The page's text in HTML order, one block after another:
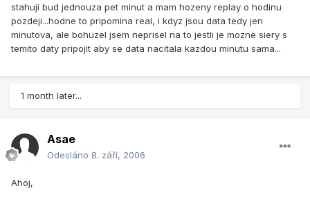
stahuji bud jednouza pet minut a mam hozeny replay o hodinu
pozdeji...hodne to pripomina real, i kdyz jsou data tedy jen
minutova, ale bohuzel jsem neprisel na to jestli je mozne siery s
temito daty pripojit aby se data nacitala kazdou minutu sama...
1 month later...
Asae
Odesláno 8. září, 2006
Ahoj,